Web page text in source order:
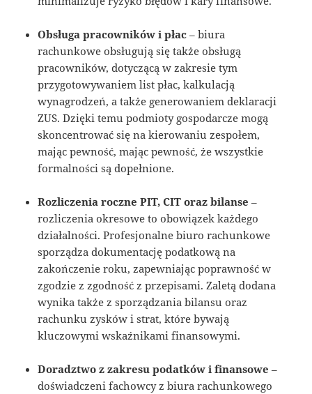
Obsługa pracowników i płac – biura
rachunkowe obsługują się także obsługą
pracowników, dotyczącą w zakresie tym
przygotowywaniem list płac, kalkulacją
wynagrodzeń, a także generowaniem deklaracji
ZUS. Dzięki temu podmioty gospodarcze mogą
skoncentrować się na kierowaniu zespołem,
mając pewność, mając pewność, że wszystkie
formalności są dopełnione.
Rozliczenia roczne PIT, CIT oraz bilanse –
rozliczenia okresowe to obowiązek każdego
działalności. Profesjonalne biuro rachunkowe
sporządza dokumentację podatkową na
zakończenie roku, zapewniając poprawność w
zgodzie z zgodność z przepisami. Zaletą dodana
wynika także z sporządzania bilansu oraz
rachunku zysków i strat, które bywają
kluczowymi wskaźnikami finansowymi.
Doradztwo z zakresu podatków i finansowe –
doświadczeni fachowcy z biura rachunkowego